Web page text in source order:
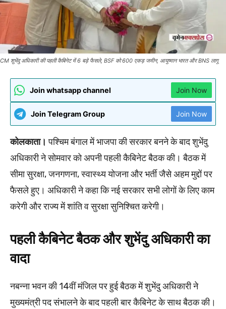
CM शुभेंदु अधिकारी की पहली कैबिनेट में 6 बड़े फैसले, BSF को 600 एकड़ जमीन, आयुष्मान भारत और BNS लागू
Join whatsapp channel Join Now
Join Telegram Group Join Now
कोलकाता। पश्चिम बंगाल में भाजपा की सरकार बनने के बाद शुभेंदु
अधिकारी ने सोमवार को अपनी पहली कैबिनेट बैठक की। बैठक में
सीमा सुरक्षा, जनगणना, स्वास्थ्य योजना और भर्ती जैसे अहम मुद्दों पर
फैसले हुए। अधिकारी ने कहा कि नई सरकार सभी लोगों के लिए काम
करेगी और राज्य में शांति व सुरक्षा सुनिश्चित करेगी।
पहली कैबिनेट बैठक और शुभेंदु अधिकारी का
वादा
नबन्ना भवन की 14वीं मंजिल पर हुई बैठक में शुभेंदु अधिकारी ने
मुख्यमंत्री पद संभालने के बाद पहली बार कैबिनेट के साथ बैठक की।